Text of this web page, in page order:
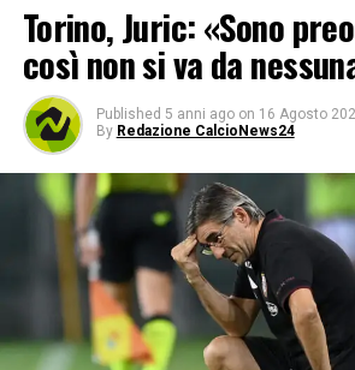
Torino, Juric: «Sono
così non si va da
Published 5 anni ago on 16 Agosto
By Redazione CalcioNews24